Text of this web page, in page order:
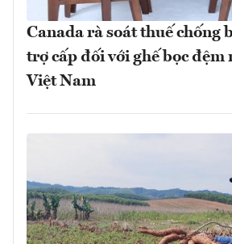
Canada rà soát thuế chống
trợ cấp đối với ghế bọc đệm
Việt Nam